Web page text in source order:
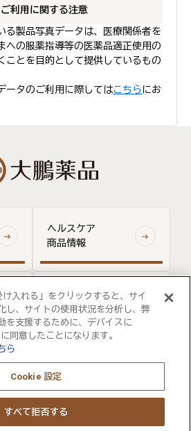
利用に関する注意
る製品写真データは、医療関係者を
への服薬指導等の医薬品適正使用の
ことを目的として提供しているもの
ータのご利用に際してはこちらにお
ヘルスケア
商品情報
お問い合わせ
ディングス 大塚製薬
け入れる」をクリックすると、サイ
し、サイトの使用状況を分析し、弊
を支援するために、デバイスに
同意したことになります。
ら
Cookie 設定
すべて拒否する